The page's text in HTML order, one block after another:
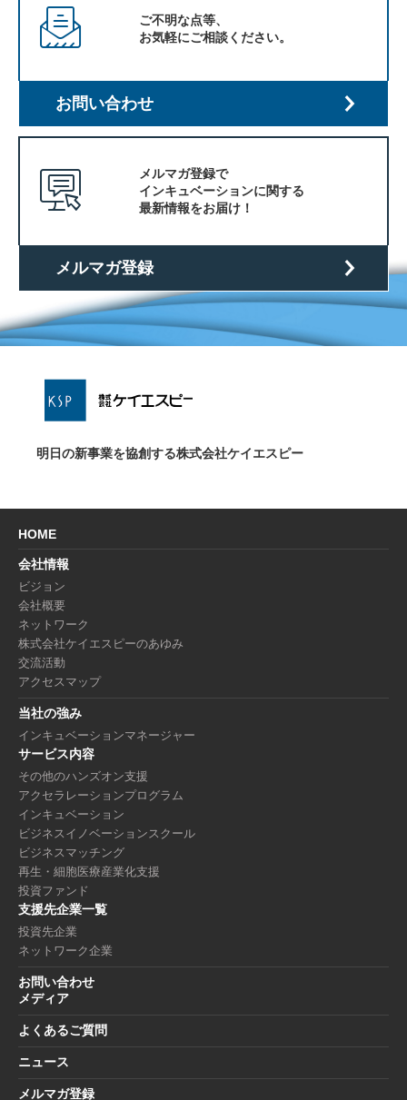
ご不明な点等、
お気軽にご相談ください。
お問い合わせ
メルマガ登録で
インキュベーションに関する
最新情報をお届け！
メルマガ登録
明日の新事業を協創する株式会社ケイエスピー
HOME
会社情報
ビジョン
会社概要
ネットワーク
株式会社ケイエスピーのあゆみ
交流活動
アクセスマップ
当社の強み
インキュベーションマネージャー
サービス内容
その他のハンズオン支援
アクセラレーションプログラム
インキュベーション
ビジネスイノベーションスクール
ビジネスマッチング
再生・細胞医療産業化支援
投資ファンド
支援先企業一覧
投資先企業
ネットワーク企業
お問い合わせ
メディア
よくあるご質問
ニュース
メルマガ登録